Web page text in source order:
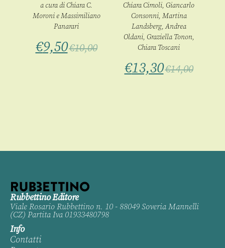
a cura di Chiara C.
MoronieMassimiliano
Panarari
€9,50€10,00
Chiara Cimoli, Giancarlo
Consonni, Martina
Landsberg, Andrea
Oldani, Graziella Tonon,
Chiara Toscani
€13,30€14,00
Rubbettino Editore
Viale Rosario Rubbettino n. 10 - 88049 Soveria Mannelli
(CZ) Partita Iva 01933480798
Info
Contatti